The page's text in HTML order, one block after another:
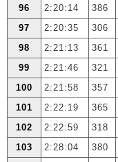
96
2:20:14 386
97
2:20:35 306
98
2:21:13 361
99
2:21:46 321
100
2:21:58 357
101
2:22:19 365
102
2:22:59 318
103
2:28:04 380